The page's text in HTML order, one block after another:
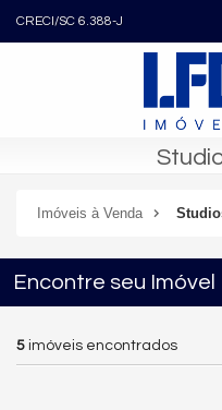
CRECI/SC 6.388-J
Imóveis à Venda
Encontre seu Imóvel
5 imóveis encontrados